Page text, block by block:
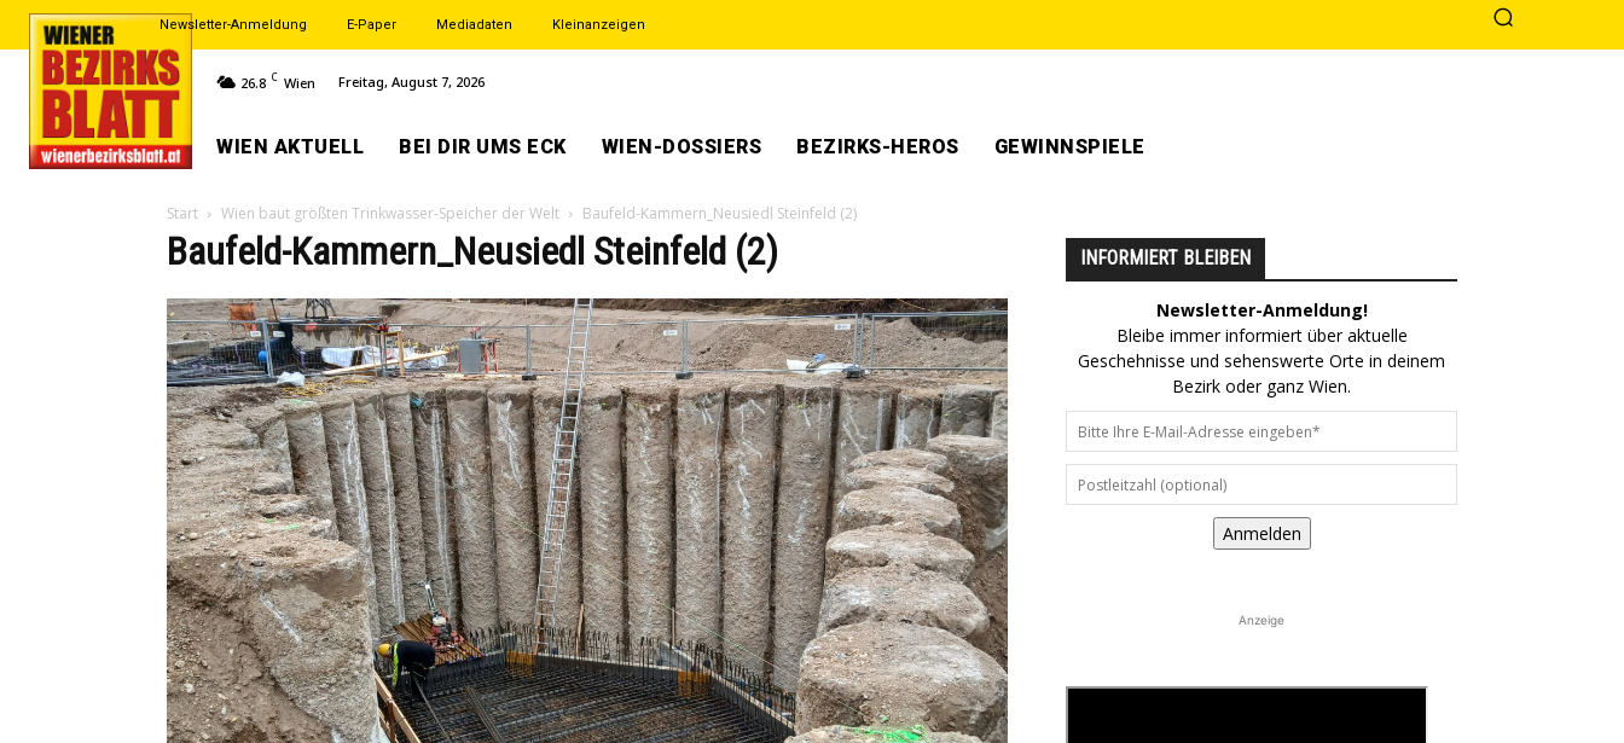
Newsletter-Anmeldung E-Paper Mediadaten Kleinanzeigen
26.8 C Wien Freitag, August 7, 2026
WIEN AKTUELL BEI DIR UMS ECK WIEN-DOSSIERS BEZIRKS-HEROS GEWINNSPIELE
Start Wien baut größten Trinkwasser-Speicher der Welt Baufeld-Kammern_Neusiedl Steinfeld (2)
Baufeld-Kammern_Neusiedl Steinfeld (2) INFORMIERT BLEIBEN
Newsletter-Anmeldung!
Bleibe immer informiert über aktuelle
Geschehnisse und sehenswerte Orte in deinem
Bezirk oder ganz Wien.
Anmelden
Anzeige